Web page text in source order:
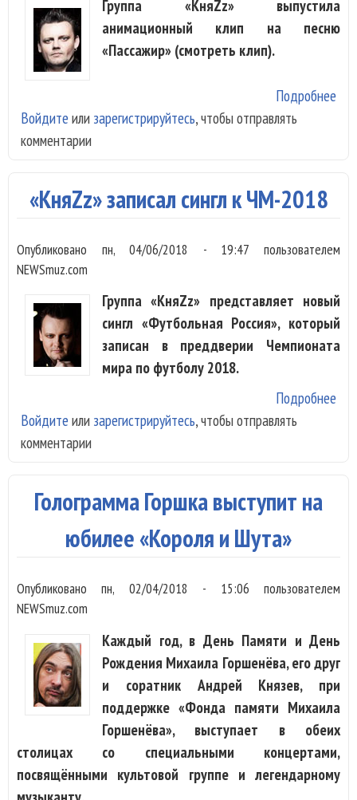
Группа «КняZz» выпустила
анимационный клип на песню
«Пассажир» (смотреть клип).
Подробнее
Войдите или зарегистрируйтесь, чтобы отправлять
комментарии
«КняZz» записал сингл к ЧM-2018
Опубликовано пн, 04/06/2018 - 19:47 пользователем
NEWSmuz.com
Группа «КняZz» представляет новый
сингл «Футбольная Россия», который
записан в преддверии Чемпионата
мира по футболу 2018.
Подробнее
Войдите или зарегистрируйтесь, чтобы отправлять
комментарии
Голограмма Горшка выступит на
юбилее «Короля и Шута»
Опубликованопн, 02/04/2018 - 15:06 пользователем
NEWSmuz.com
Каждый год, в День Памяти и День
Рождения Михаила Горшенёва, его друг
и соратник Андрей Князев, при
поддержке «Фонда памяти Михаила
Горшенёва», выступает в обеих
столицах со специальными концертами,
посвящёнными культовой группе и легендарному